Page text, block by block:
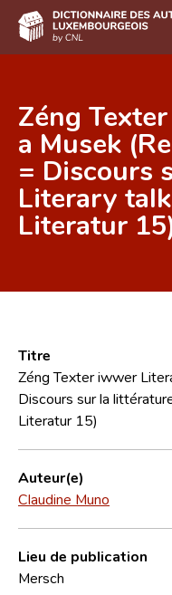
DE FR
Accueil
Auteur(e)s A-Z
Recherche avancée
Équipe scientifique
Contact
Zéng
a Musek
= Discours
Literary
Literatur
Titre
Zéng Texter iwwer
Discours sur la
Literatur 15)
Auteur(e)
Claudine Muno
Lieu de publication
Mersch